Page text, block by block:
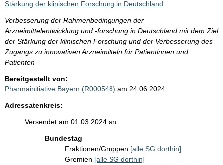
Stärkung der klinischen Forschung in Deutschland
Verbesserung der Rahmenbedingungen der
Arzneimittelentwicklung und -forschung in Deutschland mit dem Ziel
der Stärkung der klinischen Forschung und der Verbesserung des
Zugangs zu innovativen Arzneimitteln für Patientinnen und
Patienten
Bereitgestellt von:
Pharmainitiative Bayern (R000548) am 24.06.2024
Adressatenkreis:
Versendet am 01.03.2024 an:
Bundestag
Fraktionen/Gruppen [alle SG dorthin]
Gremien [alle SG dorthin]